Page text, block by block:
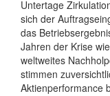
Untertage
sich der
das
Jahren der Krise
weltweites
stimmen
Aktienperformance